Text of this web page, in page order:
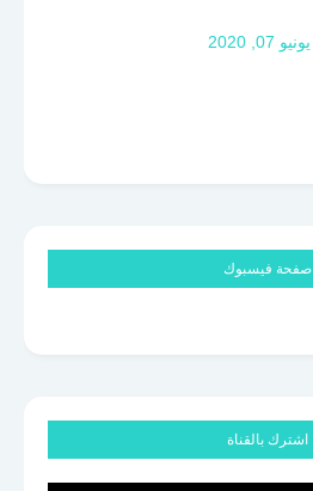
يونيو 07, 2020
صفحة فيسبوك
اشترك بالقناة